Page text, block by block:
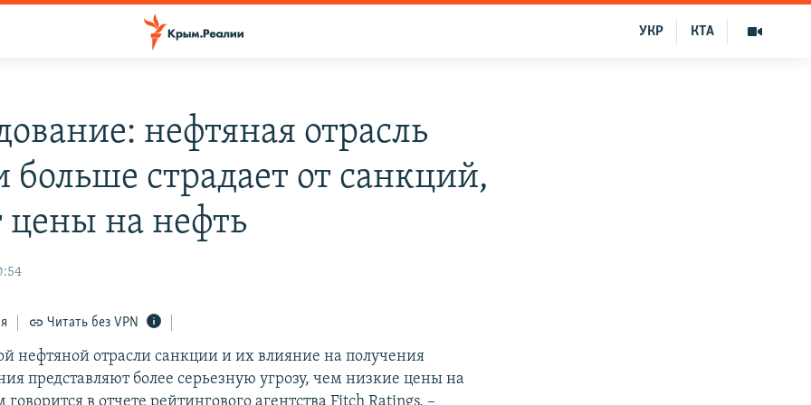
КТА
УКР
нефтяная отрасль
больше страдает от санкций,
цены на нефть
Читать без VPN
нефтяной отрасли санкции и их влияние на получения
представляют более серьезную угрозу, чем низкие цены на